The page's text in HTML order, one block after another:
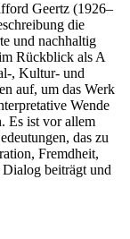
Geertz (1926–
die
und nachhaltig
Rückblick als A
, Kultur- und
auf, um das Werk
Wende
Es ist vor allem
das zu
Fremdheit,
beiträgt und